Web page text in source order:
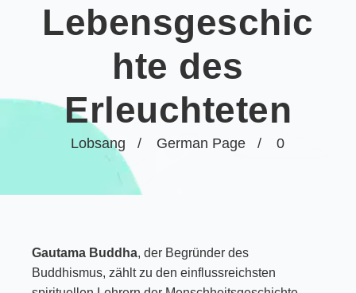
Lobsang German Page 0
Lebensgeschic
hte des
Erleuchteten
Gautama Buddha, der Begründer des
Buddhismus, zählt zu den einflussreichsten